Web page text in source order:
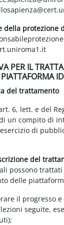
della protezione
PER IL
del trattamento
6, lett. e del
un compito di
di
del
possono
delle
il progresso
seguite,